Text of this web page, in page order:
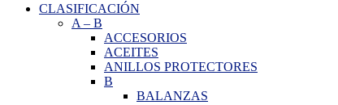
CLASIFICACIÓN
A – B
ACCESORIOS
ACEITES
ANILLOS PROTECTORES
B
BALANZAS